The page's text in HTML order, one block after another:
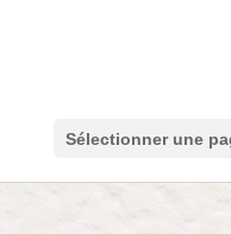
Sélectionner une